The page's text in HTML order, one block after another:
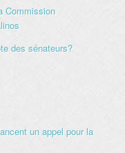
Commission
des sénateurs?
un appel pour la